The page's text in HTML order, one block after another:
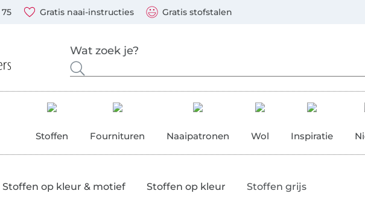
Gratis naai-instructies Gratis stofstalen
Stoffen Fournituren Naaipatronen Wol Inspiratie
Stoffen op kleur & motief Stoffen op kleur Stoffen grijs
betaalmethoden: Visa, Mastercard, PayPal, iDeal, Vooruitbetaling via